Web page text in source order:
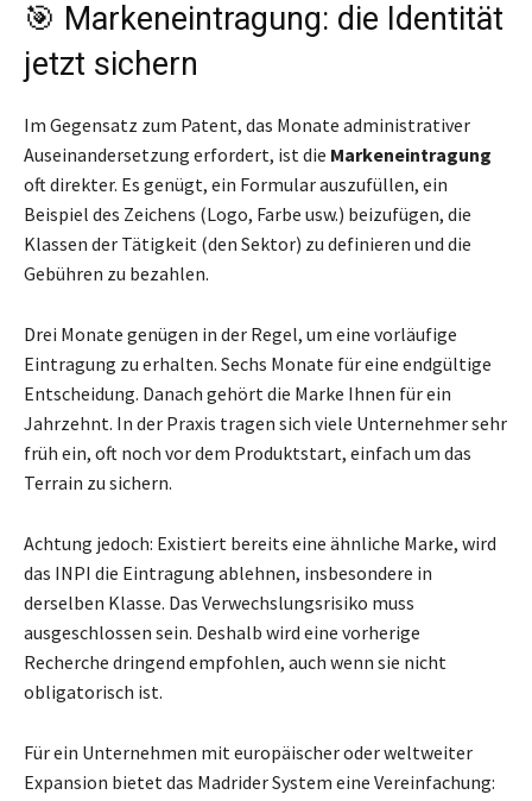
🎯 Markeneintragung: die Identität
jetzt sichern
Im Gegensatz zum Patent, das Monate administrativer
Auseinandersetzung erfordert, ist die Markeneintragung
oft direkter. Es genügt, ein Formular auszufüllen, ein
Beispiel des Zeichens (Logo, Farbe usw.) beizufügen, die
Klassen der Tätigkeit (den Sektor) zu definieren und die
Gebühren zu bezahlen.
Drei Monate genügen in der Regel, um eine vorläufige
Eintragung zu erhalten. Sechs Monate für eine endgültige
Entscheidung. Danach gehört die Marke Ihnen für ein
Jahrzehnt. In der Praxis tragen sich viele Unternehmer sehr
früh ein, oft noch vor dem Produktstart, einfach um das
Terrain zu sichern.
Achtung jedoch: Existiert bereits eine ähnliche Marke, wird
das INPI die Eintragung ablehnen, insbesondere in
derselben Klasse. Das Verwechslungsrisiko muss
ausgeschlossen sein. Deshalb wird eine vorherige
Recherche dringend empfohlen, auch wenn sie nicht
obligatorisch ist.
Für ein Unternehmen mit europäischer oder weltweiter
Expansion bietet das Madrider System eine Vereinfachung: